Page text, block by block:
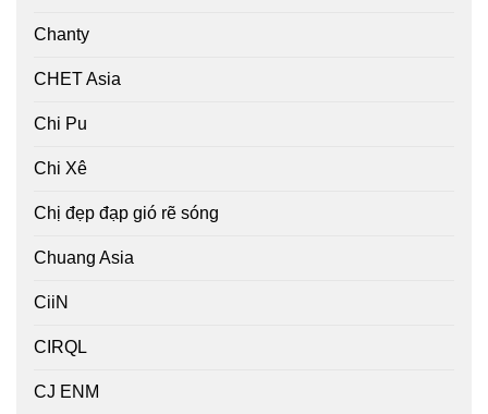
Chanty
CHET Asia
Chi Pu
Chi Xê
Chị đẹp đạp gió rẽ sóng
Chuang Asia
CiiN
CIRQL
CJ ENM